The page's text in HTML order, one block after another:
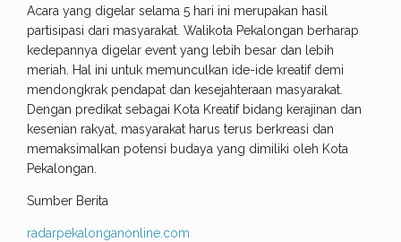
Acara yang digelar selama 5 hari ini merupakan hasil
partisipasi dari masyarakat. Walikota Pekalongan berharap
kedepannya digelar event yang lebih besar dan lebih
meriah. Hal ini untuk memunculkan ide-ide kreatif demi
mendongkrak pendapat dan kesejahteraan masyarakat.
Dengan predikat sebagai Kota Kreatif bidang kerajinan dan
kesenian rakyat, masyarakat harus terus berkreasi dan
memaksimalkan potensi budaya yang dimiliki oleh Kota
Pekalongan.
Sumber Berita
radarpekalonganonline.com